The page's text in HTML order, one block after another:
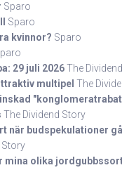
Sparo
Sparo
kvinnor? Sparo
29 juli 2026The
multipel The
The Dividend Story
när budspekulationer
Story
mina olika